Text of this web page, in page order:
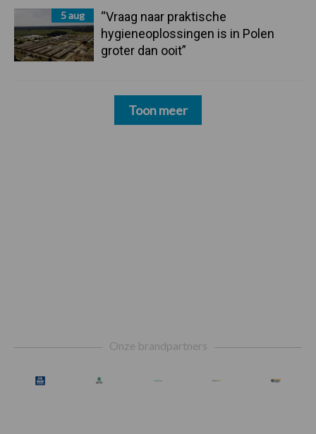
5 aug
“Vraag naar praktische
hygieneoplossingen is in Polen
groter dan ooit”
Toon meer
Onze brandpartners